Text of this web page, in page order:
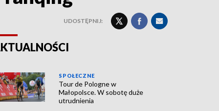
UDOSTĘPNIJ:
SPOŁECZNE
Tour de Pologne w
Małopolsce. W sobotę duże
utrudnienia